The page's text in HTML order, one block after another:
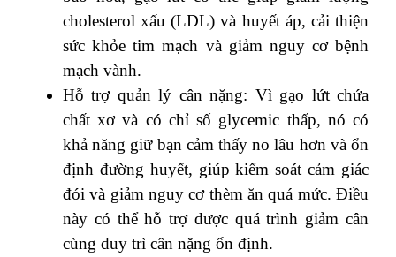
cholesterol xấu (LDL) và huyết áp, cải thiện
sức khỏe tim mạch và giảm nguy cơ bệnh
mạch vành.
Hỗ trợ quản lý cân nặng: Vì gạo lứt chứa
chất xơ và có chỉ số glycemic thấp, nó có
khả năng giữ bạn cảm thấy no lâu hơn và ổn
định đường huyết, giúp kiểm soát cảm giác
đói và giảm nguy cơ thèm ăn quá mức. Điều
này có thể hỗ trợ được quá trình giảm cân
cùng duy trì cân nặng ổn định.